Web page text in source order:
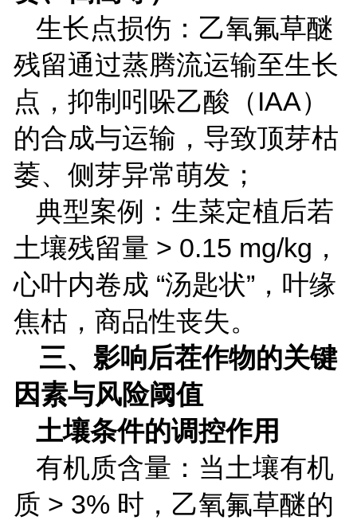
生长点损伤：乙氧氟草醚
残留通过蒸腾流运输至生长
点，抑制吲哚乙酸（ IAA）
的合成与运输，导致顶芽枯
萎、侧芽异常萌发；
典型案例：生菜定植后若
土壤残留量 > 0.15 mg/kg ，
心叶内卷成 “汤匙状”，叶缘
焦枯，商品性丧失。
三、影响后茬作物的关键
因素与风险阈值
土壤条件的调控作用
有机质含量：当土壤有机
质 > 3% 时，乙氧氟草醚的